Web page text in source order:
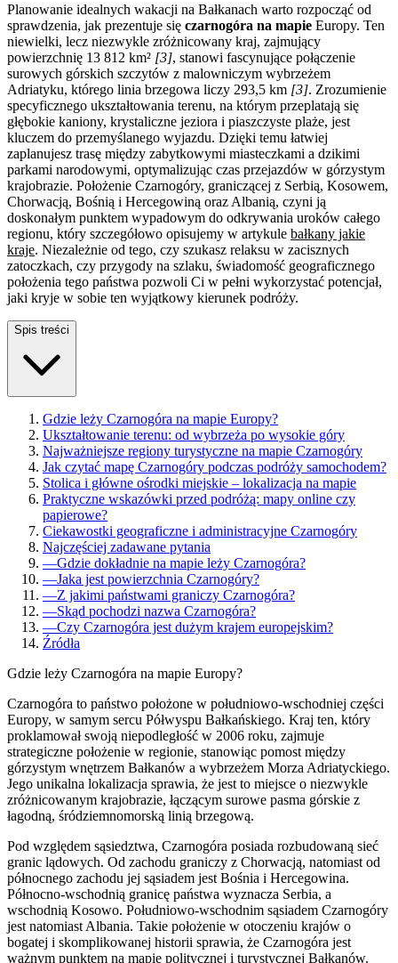
Planowanie idealnych wakacji na Bałkanach warto rozpocząć od
sprawdzenia, jak prezentuje się czarnogóra na mapie Europy. Ten
niewielki, lecz niezwykle zróżnicowany kraj, zajmujący
powierzchnię 13 812 km² [3], stanowi fascynujące połączenie
surowych górskich szczytów z malowniczym wybrzeżem
Adriatyku, którego linia brzegowa liczy 293,5 km [3]. Zrozumienie
specyficznego ukształtowania terenu, na którym przeplatają się
głębokie kaniony, krystaliczne jeziora i piaszczyste plaże, jest
kluczem do przemyślanego wyjazdu. Dzięki temu łatwiej
zaplanujesz trasę między zabytkowymi miasteczkami a dzikimi
parkami narodowymi, optymalizując czas przejazdów w górzystym
krajobrazie. Położenie Czarnogóry, graniczącej z Serbią, Kosowem,
Chorwacją, Bośnią i Hercegowiną oraz Albanią, czyni ją
doskonałym punktem wypadowym do odkrywania uroków całego
regionu, który szczegółowo opisujemy w artykule bałkany jakie
kraje. Niezależnie od tego, czy szukasz relaksu w zacisznych
zatoczkach, czy przygody na szlaku, świadomość geograficznego
położenia tego państwa pozwoli Ci w pełni wykorzystać potencjał,
jaki kryje w sobie ten wyjątkowy kierunek podróży.
Spis treści
Gdzie leży Czarnogóra na mapie Europy?
Ukształtowanie terenu: od wybrzeża po wysokie góry
Najważniejsze regiony turystyczne na mapie Czarnogóry
Jak czytać mapę Czarnogóry podczas podróży samochodem?
Stolica i główne ośrodki miejskie – lokalizacja na mapie
Praktyczne wskazówki przed podróżą: mapy online czy
papierowe?
Ciekawostki geograficzne i administracyjne Czarnogóry
Najczęściej zadawane pytania
—Gdzie dokładnie na mapie leży Czarnogóra?
—Jaka jest powierzchnia Czarnogóry?
—Z jakimi państwami graniczy Czarnogóra?
—Skąd pochodzi nazwa Czarnogóra?
—Czy Czarnogóra jest dużym krajem europejskim?
Źródła
Gdzie leży Czarnogóra na mapie Europy?
Czarnogóra to państwo położone w południowo-wschodniej części
Europy, w samym sercu Półwyspu Bałkańskiego. Kraj ten, który
proklamował swoją niepodległość w 2006 roku, zajmuje
strategiczne położenie w regionie, stanowiąc pomost między
górzystym wnętrzem Bałkanów a wybrzeżem Morza Adriatyckiego.
Jego unikalna lokalizacja sprawia, że jest to miejsce o niezwykle
zróżnicowanym krajobrazie, łączącym surowe pasma górskie z
łagodną, śródziemnomorską linią brzegową.
Pod względem sąsiedztwa, Czarnogóra posiada rozbudowaną sieć
granic lądowych. Od zachodu graniczy z Chorwacją, natomiast od
północnego zachodu jej sąsiadem jest Bośnia i Hercegowina.
Północno-wschodnią granicę państwa wyznacza Serbia, a
wschodnią Kosowo. Południowo-wschodnim sąsiadem Czarnogóry
jest natomiast Albania. Takie położenie w otoczeniu krajów o
bogatej i skomplikowanej historii sprawia, że Czarnogóra jest
ważnym punktem na mapie politycznej i turystycznej Bałkanów.